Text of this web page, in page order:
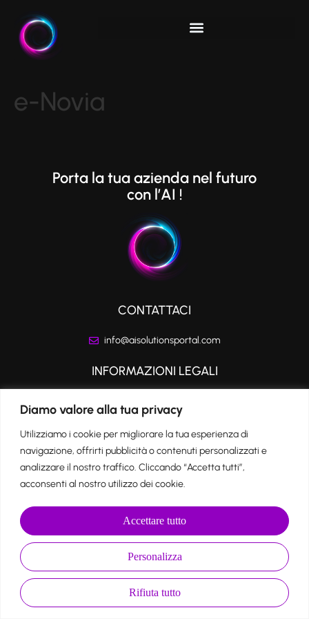
Diamo valore alla tua privacy
Utilizziamo i cookie per migliorare la tua esperienza di
navigazione, offrirti pubblicità o contenuti personalizzati e
analizzare il nostro traffico. Cliccando “Accetta tutti”,
acconsenti al nostro utilizzo dei cookie.
Personalizza
Rifiuta tutto
Accettare tutto
e-Novia
Porta la tua azienda nel futuro
con l’AI !
CONTATTACI
info@aisolutionsportal.com
INFORMAZIONI LEGALI
Cookie Policy
SEGUICI SUI SOCIAL
Copyright 2025 Aisolutionsportal – Powered by EasyWeb